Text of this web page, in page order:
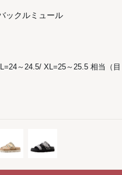
ックルミュール
～24.5/ XL=25～25.5 相当（目